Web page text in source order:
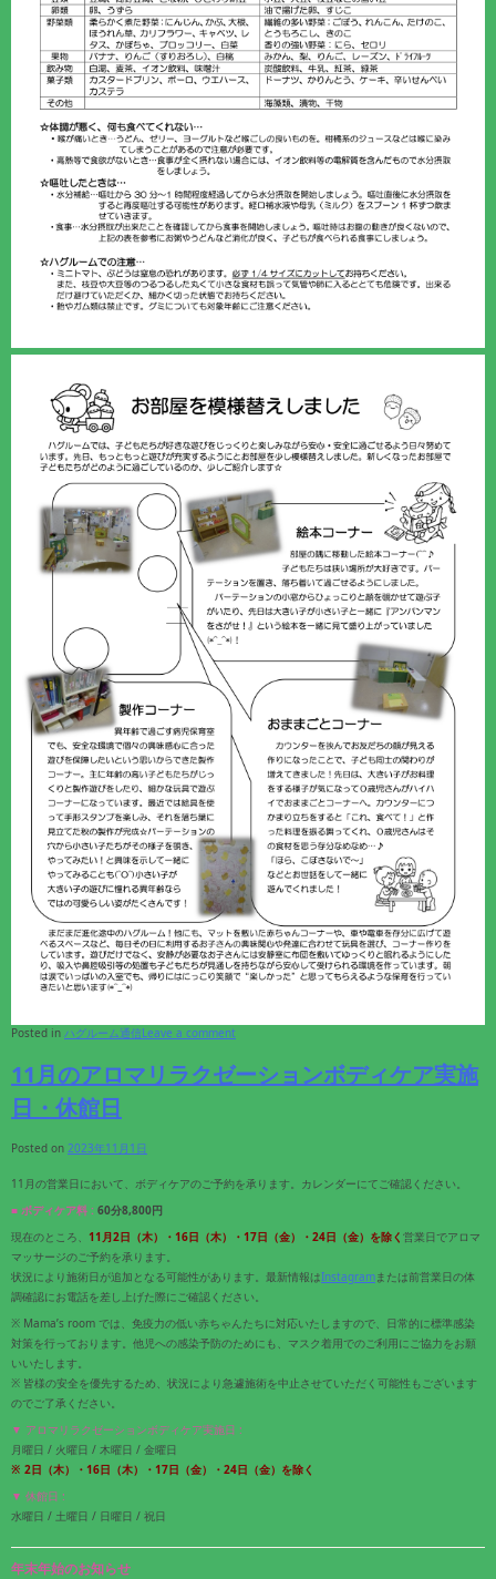
Posted in ハグルーム通信Leave a comment
11月のアロマリラクゼーションボディケア実施
日・休館日
Posted on 2023年11月1日
11月の営業日において、ボディケアのご予約を承ります。カレンダーにてご確認ください。
■ ボディケア料 : 60分8,800円
現在のところ、 11月2日（木）・16日（木）・17日（金）・ 24日（金） を除く 営業日でアロマ
マッサージのご予約を承ります。
状況により施術日が追加となる可能性があります。最新情報はInstagramまたは前営業日の体
調確認にお電話を差し上げた際にご確認ください。
※ Mama’s room では、免疫力の低い赤ちゃんたちに対応いたしますので、日常的に標準感染
対策を行っております。他児への感染予防のためにも、マスク着用でのご利用にご協力をお願
いいたします。
※ 皆様の安全を優先するため、状況により急遽施術を中止させていただく可能性もございます
のでご了承ください。
▼ アロマリラクゼーションボディケア実施日 :
月曜日 / 火曜日 / 木曜日 / 金曜日
※ 2日（木） ・16日（木）・17日（金）・ 24日（金） を除く
▼ 休館日 :
水曜日 / 土曜日 / 日曜日 / 祝日
年末年始のお知らせ